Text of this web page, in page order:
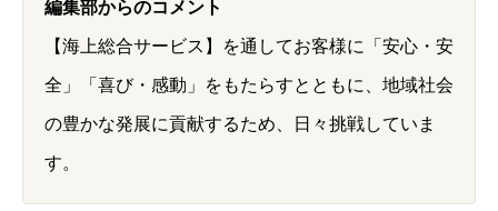
編集部からのコメント
【海上総合サービス】を通してお客様に「安心・安
全」「喜び・感動」をもたらすとともに、地域社会
の豊かな発展に貢献するため、日々挑戦していま
す。